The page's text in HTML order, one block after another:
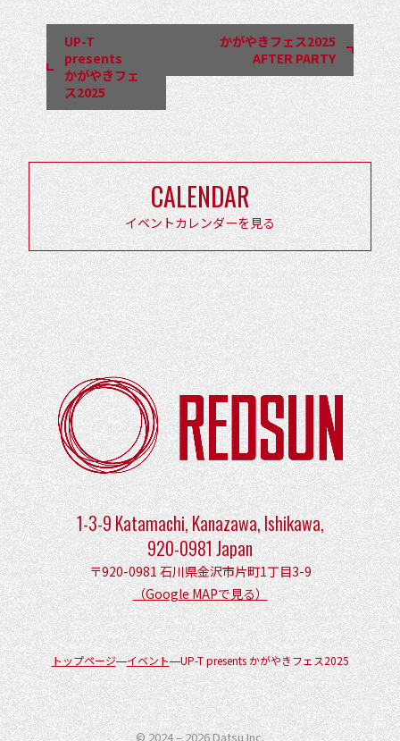
ン
ト
ナ
ビ
ー
ン
UP-T
presents
かがやきフェ
ス2025
かがやきフェス2025
AFTER PARTY
CALENDAR
イベントカレンダーを見る
1-3-9 Katamachi, Kanazawa, Ishikawa,
920-0981 Japan
〒920-0981 石川県金沢市片町1丁目3-9
（Google MAPで見る）
トップページ イベント UP-T presents かがやきフェス2025
© 2024 – 2026Datsu Inc.